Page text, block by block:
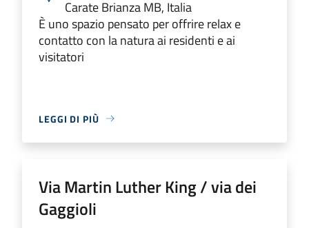
Carate Brianza MB, Italia
È uno spazio pensato per offrire relax e
contatto con la natura ai residenti e ai
visitatori
LEGGI DI PIÙ
Via Martin Luther King / via dei
Gaggioli